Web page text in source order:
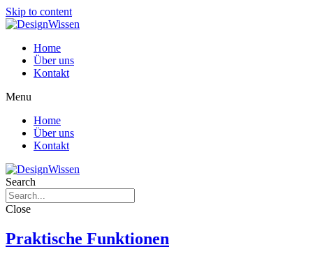
Skip to content
Home
Über uns
Kontakt
Menu
Home
Über uns
Kontakt
Search
Close
Praktische Funktionen